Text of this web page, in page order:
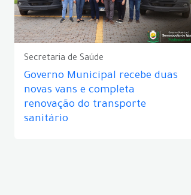
Secretaria de Saúde
Governo Municipal recebe duas
novas vans e completa
renovação do transporte
sanitário